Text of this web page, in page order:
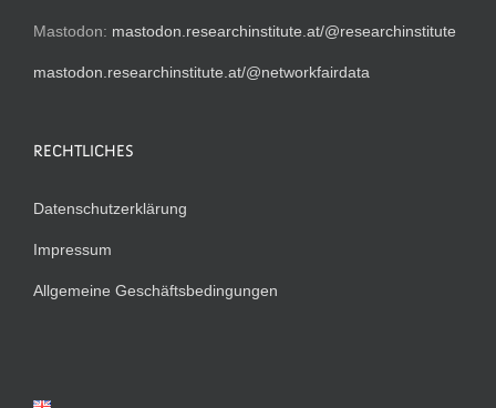
Mastodon: mastodon.researchinstitute.at/@researchinstitute
mastodon.researchinstitute.at/@networkfairdata
RECHTLICHES
Datenschutzerklärung
Impressum
Allgemeine Geschäftsbedingungen